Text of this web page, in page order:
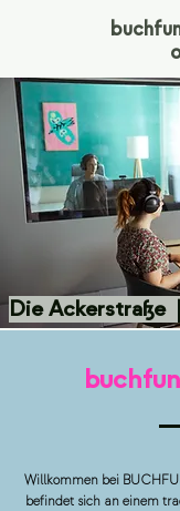
Die Ackerstraße
Willkommen bei
befindet sich an einem